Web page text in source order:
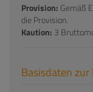
Provision: Gemäß
die Provision.
Kaution: 3
Basisdaten